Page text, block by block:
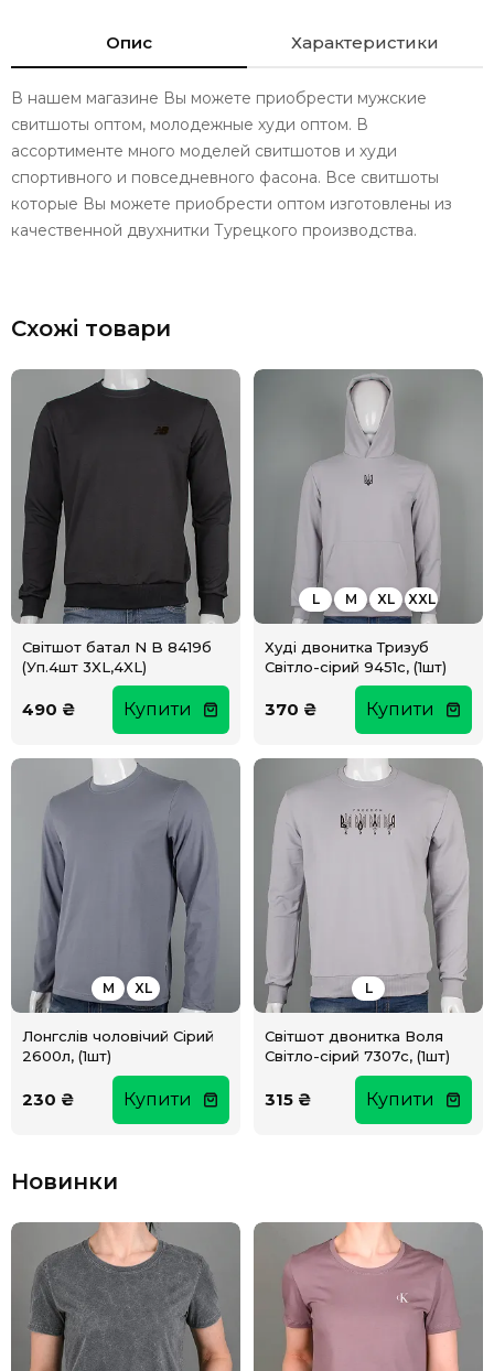
Опис Характеристики
В нашем магазине Вы можете приобрести мужские
свитшоты оптом, молодежные худи оптом. В
ассортименте много моделей свитшотов и худи
спортивного и повседневного фасона. Все свитшоты
которые Вы можете приобрести оптом изготовлены из
качественной двухнитки Турецкого производства.
Схожі товари
Світшот батал N B 8419б
(Уп.4шт 3XL,4XL)
490 ₴ Купити
L M XL XXL
Худі двонитка Тризуб
Світло-сірий 9451с, (1шт)
370 ₴ Купити
M XL
Лонгслів чоловічий Сірий
2600л, (1шт)
230 ₴ Купити
L
Світшот двонитка Воля
Світло-сірий 7307с, (1шт)
315 ₴ Купити
Новинки